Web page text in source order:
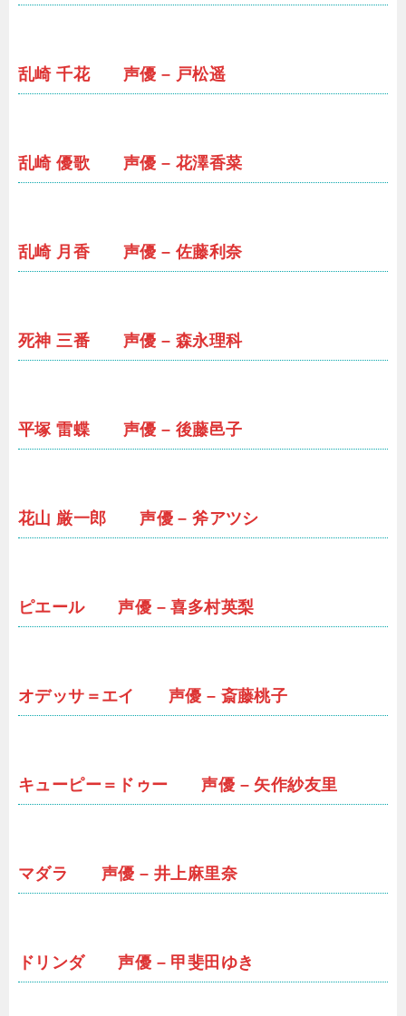
乱崎 千花 声優 – 戸松遥
乱崎 優歌 声優 – 花澤香菜
乱崎 月香 声優 – 佐藤利奈
死神 三番 声優 – 森永理科
平塚 雷蝶 声優 – 後藤邑子
花山 厳一郎 声優 – 斧アツシ
ピエール 声優 – 喜多村英梨
オデッサ＝エイ 声優 – 斎藤桃子
キューピー＝ドゥー 声優 – 矢作紗友里
マダラ 声優 – 井上麻里奈
ドリンダ 声優 – 甲斐田ゆき